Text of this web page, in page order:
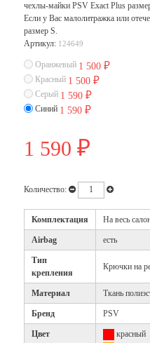
чехлы-майки PSV Exact Plus
Если у Вас малолитражка или
размер S.
Артикул: 124649
Оранжевый 1 500 ₽
Красный 1 500 ₽
Серый 1 590 ₽
Синий 1 590 ₽
1 590 ₽
Количество:
Комплектация На весь
Airbag есть
Тип
крепления
Крючки на
Материал Ткань
Бренд PSV
Цвет
красный